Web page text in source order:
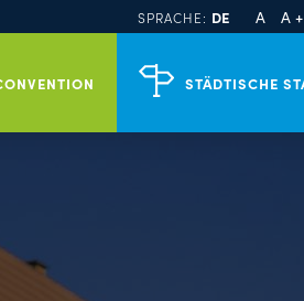
SPRACHE: DE
PL EN A A +
STÄDTISCHE
Veranstaltungen in